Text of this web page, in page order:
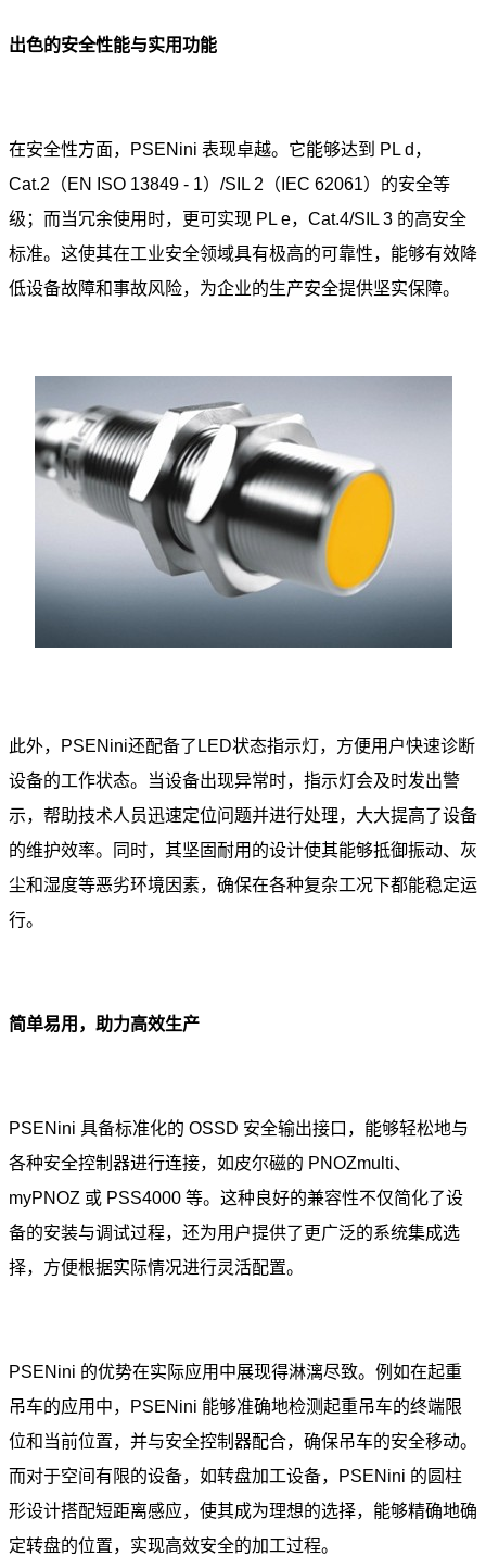
出色的安全性能与实用功能
在安全性方面，PSENini 表现卓越。它能够达到 PL d，
Cat.2（EN ISO 13849 - 1）/SIL 2（IEC 62061）的安全等
级；而当冗余使用时，更可实现 PL e，Cat.4/SIL 3 的高安全
标准。这使其在工业安全领域具有极高的可靠性，能够有效降
低设备故障和事故风险，为企业的生产安全提供坚实保障。
此外，PSENini还配备了LED状态指示灯，方便用户快速诊断
设备的工作状态。当设备出现异常时，指示灯会及时发出警
示，帮助技术人员迅速定位问题并进行处理，大大提高了设备
的维护效率。同时，其坚固耐用的设计使其能够抵御振动、灰
尘和湿度等恶劣环境因素，确保在各种复杂工况下都能稳定运
行。
简单易用，助力高效生产
PSENini 具备标准化的 OSSD 安全输出接口，能够轻松地与
各种安全控制器进行连接，如皮尔磁的 PNOZmulti、
myPNOZ 或 PSS4000 等。这种良好的兼容性不仅简化了设
备的安装与调试过程，还为用户提供了更广泛的系统集成选
择，方便根据实际情况进行灵活配置。
PSENini 的优势在实际应用中展现得淋漓尽致。例如在起重
吊车的应用中，PSENini 能够准确地检测起重吊车的终端限
位和当前位置，并与安全控制器配合，确保吊车的安全移动。
而对于空间有限的设备，如转盘加工设备，PSENini 的圆柱
形设计搭配短距离感应，使其成为理想的选择，能够精确地确
定转盘的位置，实现高效安全的加工过程。